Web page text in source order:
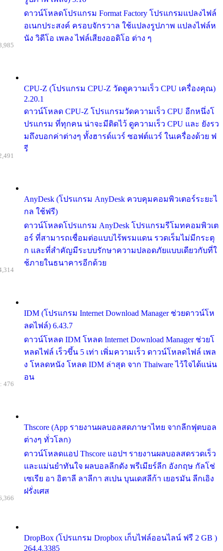
ดาวน์โหลดโปรแกรม Format Factory โปรแกรมแปลงไฟล์
อเนกประสงค์ ครอบจักรวาล ใช้แปลงรูปภาพ แปลงไฟล์ห
นัง วิดีโอ เพลง ไฟล์เสียงออดิโอ ต่าง ๆ
CPU-Z (โปรแกรม CPU-Z วัดดูความเร็ว CPU เครื่องคุณ)
2.20.1
ดาวน์โหลด CPU-Z โปรแกรมวัดความเร็ว CPU อีกหนึ่งโ
ปรแกรม ที่ทุกคน น่าจะมีติดไว้ ดูความเร็ว CPU และ ยังรว
มถึงบอกค่าต่างๆ ทั้งฮารด์แวร์ ซอฟต์แวร์ ในเครื่องด้วย ฟ
รี
AnyDesk (โปรแกรม AnyDesk ควบคุมคอมพิวเตอร์ระยะไ
กล ใช้ฟรี)
ดาวน์โหลดโปรแกรม AnyDesk โปรแกรมรีโมทคอมพิวเต
อร์ ที่สามารถเชื่อมต่อแบบไร้พรมแดน รวดเร็มไม่มีกระตุ
ก และที่สำคัญมีระบบรักษาความปลอดภัยแบบเดียวกับที่ใ
ช้ภายในธนาคารอีกด้วย
IDM (โปรแกรม Internet Download Manager ช่วยดาวน์โห
ลดไฟล์) 6.43.7
ดาวน์โหลด IDM โหลด Internet Download Manager ช่วยโ
หลดไฟล์ เร็วขึ้น 5 เท่า เพิ่มความเร็ว ดาวน์โหลดไฟล์ เพล
ง โหลดหนัง โหลด IDM ล่าสุด จาก Thaiware ไว้ใจได้แน่น
อน
Thscore (App รายงานผลบอลสดภาษาไทย จากลีกฟุตบอล
ต่างๆ ทั่วโลก)
ดาวน์โหลดแอป Thscore แอปฯ รายงานผลบอลสดรวดเร็ว
และแม่นยำทันใจ ผลบอลลีกดัง พรีเมียร์ลีก อังกฤษ กัลโช่
เซเรีย อา อิตาลี ลาลีกา สเปน บุนเดสลีก้า เยอรมัน ลีกเอิง
ฝรั่งเศส
476
DropBox (โปรแกรม Dropbox เก็บไฟล์ออนไลน์ ฟรี 2 GB )
264.4.3385